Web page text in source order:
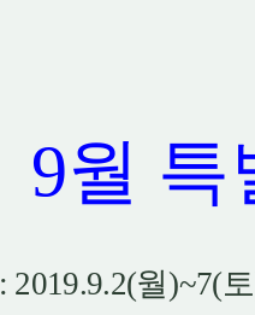
9월 특
: 2019.9.2(월)~7(토